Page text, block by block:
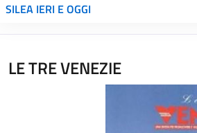
SILEA IERI E OGGI
LE TRE VENEZIE